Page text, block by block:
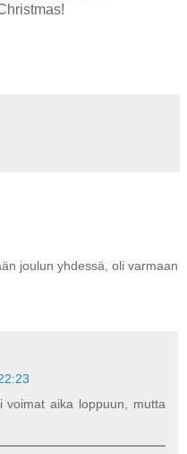
joulun yhdessä, oli varmaan
voimat aika loppuun, mutta